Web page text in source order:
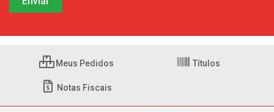
Meus Pedidos Títulos
Notas Fiscais